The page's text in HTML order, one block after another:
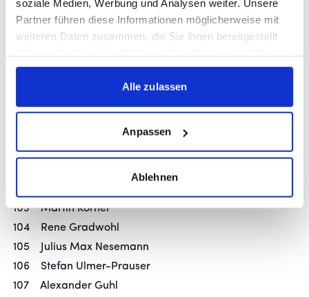
soziale Medien, Werbung und Analysen weiter. Unsere
Partner führen diese Informationen möglicherweise mit
weiteren Daten zusammen, die Sie ihnen bereitgestellt
gesammelt haben.
Alle zulassen
Anpassen
Ablehnen
93 Ralf Scheltzke
94 Gerald Mannsdörfer
95 Dieter Steinle
97 Thomas Eberwein
98 Mathias Stickel
100 Pia-Mareike Riedel
103 Martin Körner
104 Rene Gradwohl
105 Julius Max Nesemann
106 Stefan Ulmer-Prauser
107 Alexander Guhl